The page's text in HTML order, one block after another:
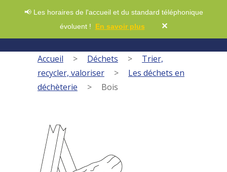
📢 Les horaires de l'accueil et du standard téléphonique
évoluent ! En savoir plus ✕
Accueil > Déchets >
Trier,
recycler, valoriser
>
Les déchets en
déchèterie
> Bois